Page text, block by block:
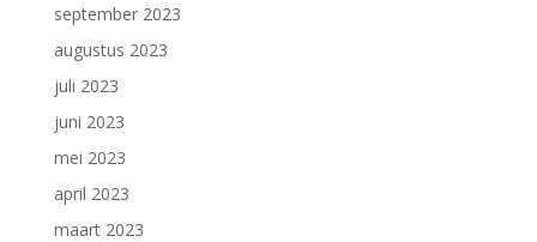
september 2023
augustus 2023
juli 2023
juni 2023
mei 2023
april 2023
maart 2023